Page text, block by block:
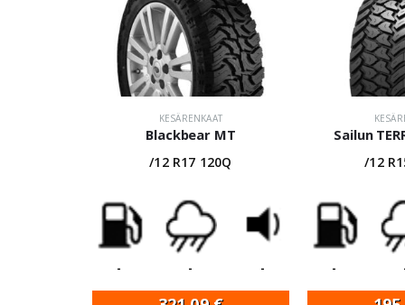
KESÄRENKAAT
Blackbear MT
/12 R17 120Q
- - -
Sailun
/12
-